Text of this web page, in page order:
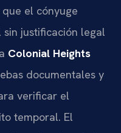
el cónyuge
justificación legal
Colonial Heights
documentales y
verificar el
temporal. El